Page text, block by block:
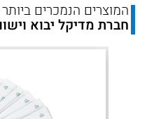
המוצרים הנמכרים
חברת מדיקל יבוא